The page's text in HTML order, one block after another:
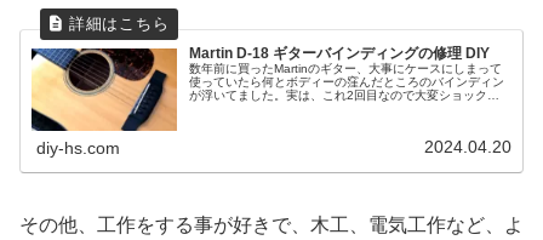
Martin D-18 ギターバインディングの修理 DIY
数年前に買ったMartinのギター、大事にケースにしまって
使っていたら何とボディーの窪んだところのバインディン
が浮いてました。実は、これ2回目なので大変ショックで
diy-hs.com 2024.04.20
その他、工作をする事が好きで、木工、電気工作など、よ